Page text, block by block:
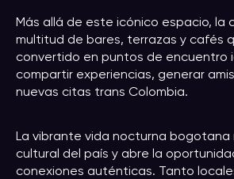
Más allá de este icónico espacio, la
multitud de bares, terrazas y cafés
convertido en puntos de encuentro
compartir experiencias, generar
nuevas citas trans Colombia.
La vibrante vida nocturna bogotana
cultural del país y abre la
conexiones auténticas. Tanto